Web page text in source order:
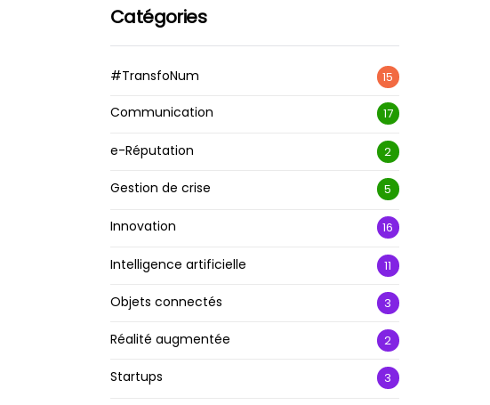
Catégories
#TransfoNum 15
Communication 17
e-Réputation 2
Gestion de crise 5
Innovation 16
Intelligence artificielle 11
Objets connectés 3
Réalité augmentée 2
Startups 3